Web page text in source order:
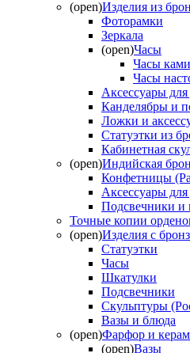
(open)Изделия из
Фоторамки
Зеркала
(open)Часы
Часы
Часы
Аксессуары
Канделябры и
Ложки и
Статуэтки из
Кабинетная
(open)Индийская
Конфетницы
Аксессуары
Подсвечники и
Точные копии
(open)Изделия с
Статуэтки
Часы
Шкатулки
Подсвечники
Скульптуры
Вазы и блюда
(open)Фарфор и
(open)Вазы